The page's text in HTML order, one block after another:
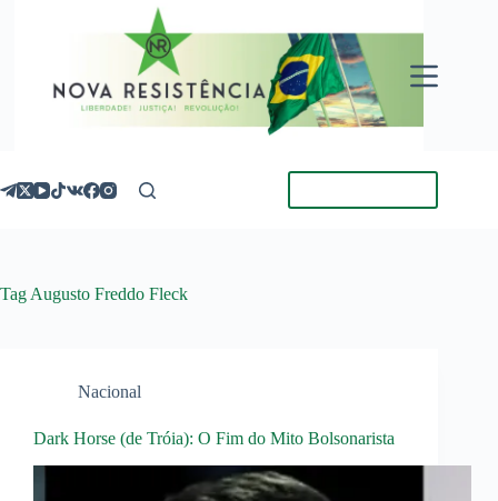
Tag Augusto Freddo Fleck
Nacional
Dark Horse (de Tróia): O Fim do Mito Bolsonarista